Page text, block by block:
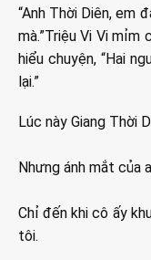
“Anh Thời Diên, em
mà.”Triệu Vi Vi mỉm
hiểu chuyện, “Hai
lại.”
Lúc này Giang Thời
Nhưng ánh mắt của
Chỉ đến khi cô ấy
tôi.